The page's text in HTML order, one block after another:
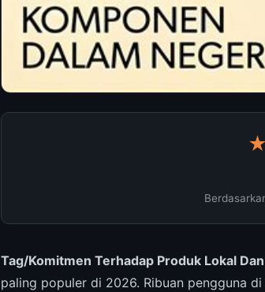
Tag/Komitmen Terhadap Produk Lokal
paling populer di 2026. Ribuan pengguna